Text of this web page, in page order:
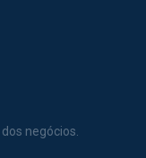
negócios.